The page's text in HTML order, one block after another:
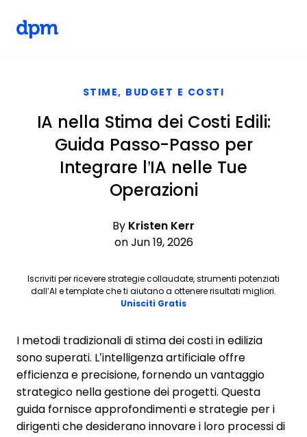
STIME, BUDGET E COSTI
IA nella Stima dei Costi Edili:
Guida Passo-Passo per
Integrare l’IA nelle Tue
Operazioni
By Kristen Kerr
on Jun 19, 2026
Iscriviti per ricevere strategie collaudate, strumenti potenziati
dall’AI e template che ti aiutano a ottenere risultati migliori.
Unisciti GratisOpens new window
I metodi tradizionali di stima dei costi in edilizia
sono superati. L’intelligenza artificiale offre
efficienza e precisione, fornendo un vantaggio
strategico nella gestione dei progetti. Questa
guida fornisce approfondimenti e strategie per i
dirigenti che desiderano innovare i loro processi di